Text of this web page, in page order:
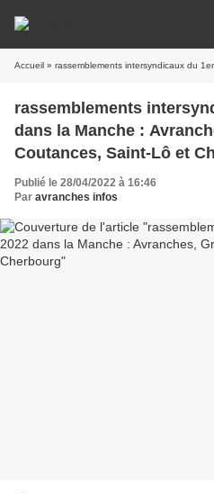
Accueil » rassemblements intersyndicaux du 1er mai 2022 dans la
rassemblements
dans la Manche :
Coutances, Saint-Lô et
Publié le 28/04/2022 à 16:46
Par avranches infos